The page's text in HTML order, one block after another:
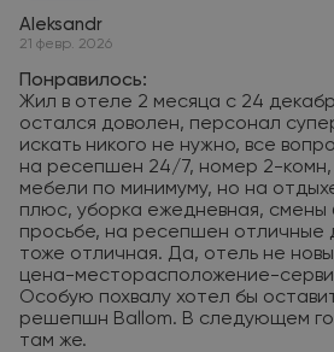
Aleksandr
21 февр. 2026
Понравилось:
Жил в отеле 2 месяца с 24
остался доволен, персонал
искать никого не нужно, все
на ресепшен 24/7, номер 2-комн,
мебели по минимуму, но на
плюс, уборка ежедневная, смены
просьбе, на ресепшен отличные
тоже отличная. Да, отель не
цена-месторасположение-
Особую похвалу хотел бы
решепшн Ballom. В следующем
там же.